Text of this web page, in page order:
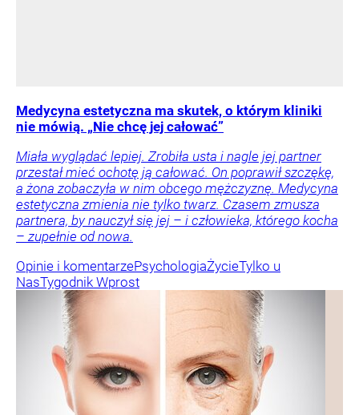
Medycyna estetyczna ma skutek, o którym kliniki
nie mówią. „Nie chcę jej całować”
Miała wyglądać lepiej. Zrobiła usta i nagle jej partner
przestał mieć ochotę ją całować. On poprawił szczękę,
a żona zobaczyła w nim obcego mężczyznę. Medycyna
estetyczna zmienia nie tylko twarz. Czasem zmusza
partnera, by nauczył się jej – i człowieka, którego kocha
– zupełnie od nowa.
Opinie i komentarzePsychologiaŻycieTylko u
NasTygodnik Wprost